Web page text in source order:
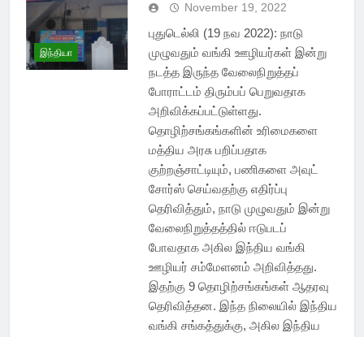
இந்தியா
November 19, 2022
புதுடெல்லி (19 நவ 2022): நாடு
முழுவதும் வங்கி ஊழியர்கள் இன்று
நடத்த இருந்த வேலைநிறுத்தப்
போராட்டம் திரும்பப் பெறுவதாக
அறிவிக்கப்பட்டுள்ளது.
தொழிற்சங்கங்களின் உரிமைகளை
மத்திய அரசு பறிப்பதாக
குற்றஞ்சாட்டியும், பணிகளை அவுட்
சோர்ஸ் செய்வதற்கு எதிர்ப்பு
தெரிவித்தும், நாடு முழுவதும் இன்று
வேலைநிறுத்தத்தில் ஈடுபடப்
போவதாக அகில இந்திய வங்கி
ஊழியர் சம்மேளனம் அறிவித்தது.
இதற்கு 9 தொழிற்சங்கங்கள் ஆதரவு
தெரிவித்தன. இந்த நிலையில் இந்திய
வங்கி சங்கத்துக்கு, அகில இந்திய